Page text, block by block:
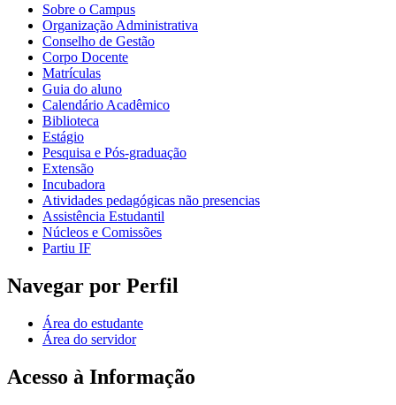
Sobre o Campus
Organização Administrativa
Conselho de Gestão
Corpo Docente
Matrículas
Guia do aluno
Calendário Acadêmico
Biblioteca
Estágio
Pesquisa e Pós-graduação
Extensão
Incubadora
Atividades pedagógicas não presencias
Assistência Estudantil
Núcleos e Comissões
Partiu IF
Navegar por Perfil
Área do estudante
Área do servidor
Acesso à Informação